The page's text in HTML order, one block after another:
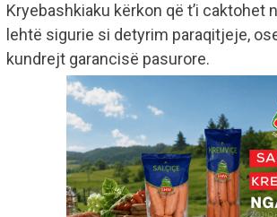
Kryebashkiaku kërkon që t’i caktohet
lehtë sigurie si detyrim paraqitjeje,
kundrejt garancisë pasurore.